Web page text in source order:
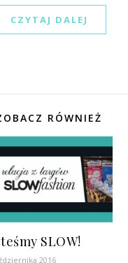
CZYTAJ DALEJ
RÓWNIEŻ
SLOW!
2016